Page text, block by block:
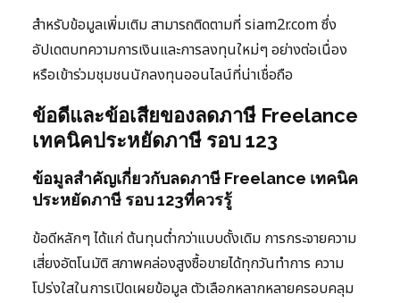
สำหรับข้อมูลเพิ่มเติม สามารถติดตามที่ siam2r.com ซึ่ง
อัปเดตบทความการเงินและการลงทุนใหม่ๆ อย่างต่อเนื่อง
หรือเข้าร่วมชุมชนนักลงทุนออนไลน์ที่น่าเชื่อถือ
ข้อดีและข้อเสียของลดภาษี Freelance
เทคนิคประหยัดภาษี รอบ 123
ข้อมูลสำคัญเกี่ยวกับลดภาษี Freelance เทคนิค
ประหยัดภาษี รอบ 123ที่ควรรู้
ข้อดีหลักๆ ได้แก่ ต้นทุนต่ำกว่าแบบดั้งเดิม การกระจายความ
เสี่ยงอัตโนมัติ สภาพคล่องสูงซื้อขายได้ทุกวันทำการ ความ
โปร่งใสในการเปิดเผยข้อมูล ตัวเลือกหลากหลายครอบคลุม